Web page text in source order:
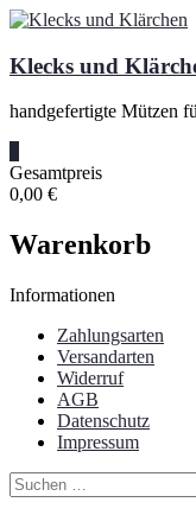
Zum
springen
Klecks und
handgefertigte Mützen
Gesamtpreis
0,00 €
Warenkorb
Informationen
Zahlungsarten
Versandarten
Widerruf
AGB
Datenschutz
Impressum